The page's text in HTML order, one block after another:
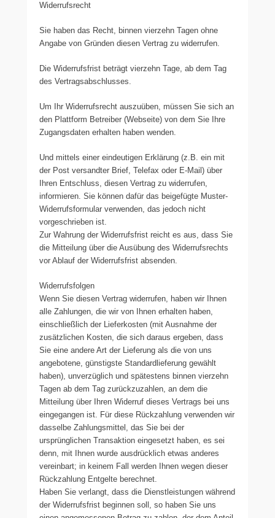
Widerrufsrecht
Sie haben das Recht, binnen vierzehn Tagen ohne
Angabe von Gründen diesen Vertrag zu widerrufen.
Die Widerrufsfrist beträgt vierzehn Tage, ab dem Tag
des Vertragsabschlusses.
Um Ihr Widerrufsrecht auszuüben, müssen Sie sich an
den Plattform Betreiber (Webseite) von dem Sie Ihre
Zugangsdaten erhalten haben wenden.
Und mittels einer eindeutigen Erklärung (z.B. ein mit
der Post versandter Brief, Telefax oder E-Mail) über
Ihren Entschluss, diesen Vertrag zu widerrufen,
informieren. Sie können dafür das beigefügte Muster-
Widerrufsformular verwenden, das jedoch nicht
vorgeschrieben ist.
Zur Wahrung der Widerrufsfrist reicht es aus, dass Sie
die Mitteilung über die Ausübung des Widerrufsrechts
vor Ablauf der Widerrufsfrist absenden.
Widerrufsfolgen
Wenn Sie diesen Vertrag widerrufen, haben wir Ihnen
alle Zahlungen, die wir von Ihnen erhalten haben,
einschließlich der Lieferkosten (mit Ausnahme der
zusätzlichen Kosten, die sich daraus ergeben, dass
Sie eine andere Art der Lieferung als die von uns
angebotene, günstigste Standardlieferung gewählt
haben), unverzüglich und spätestens binnen vierzehn
Tagen ab dem Tag zurückzuzahlen, an dem die
Mitteilung über Ihren Widerruf dieses Vertrags bei uns
eingegangen ist. Für diese Rückzahlung verwenden wir
dasselbe Zahlungsmittel, das Sie bei der
ursprünglichen Transaktion eingesetzt haben, es sei
denn, mit Ihnen wurde ausdrücklich etwas anderes
vereinbart; in keinem Fall werden Ihnen wegen dieser
Rückzahlung Entgelte berechnet.
Haben Sie verlangt, dass die Dienstleistungen während
der Widerrufsfrist beginnen soll, so haben Sie uns